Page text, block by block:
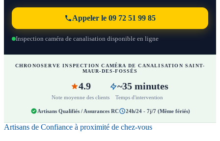
Appeler le 09 72 51 99 85
Inspection caméra de canalisation disponible en ligne
CHRONOSERVE INSPECTION CAMÉRA DE CANALISATION SAINT-
MAUR-DES-FOSSÉS
4.9
Note moyenne des clients
~35 minutes
Temps d'intervention
Artisans Qualifiés / Assurances RC 24h/24 - 7j/7 (Même fériés)
Artisans de Confiance à proximité de chez-vous